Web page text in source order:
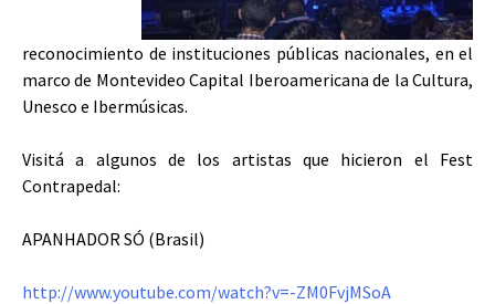
reconocimiento de instituciones públicas nacionales, en el
marco de Montevideo Capital Iberoamericana de la Cultura,
Unesco e Ibermúsicas.
Visitá a algunos de los artistas que hicieron el Fest
Contrapedal:
APANHADOR SÓ (Brasil)
http://www.youtube.com/watch?v=-ZM0FvjMSoA